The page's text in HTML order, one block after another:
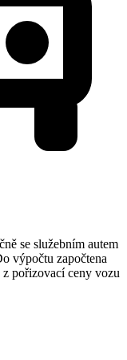
se služebním autem
výpočtu započtena
pořizovací ceny vozu